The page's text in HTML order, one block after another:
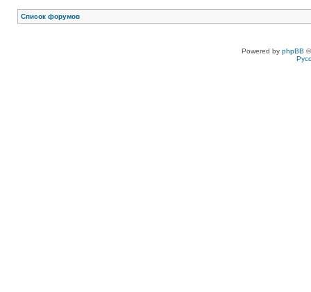
Список форумов
Powered by phpBB